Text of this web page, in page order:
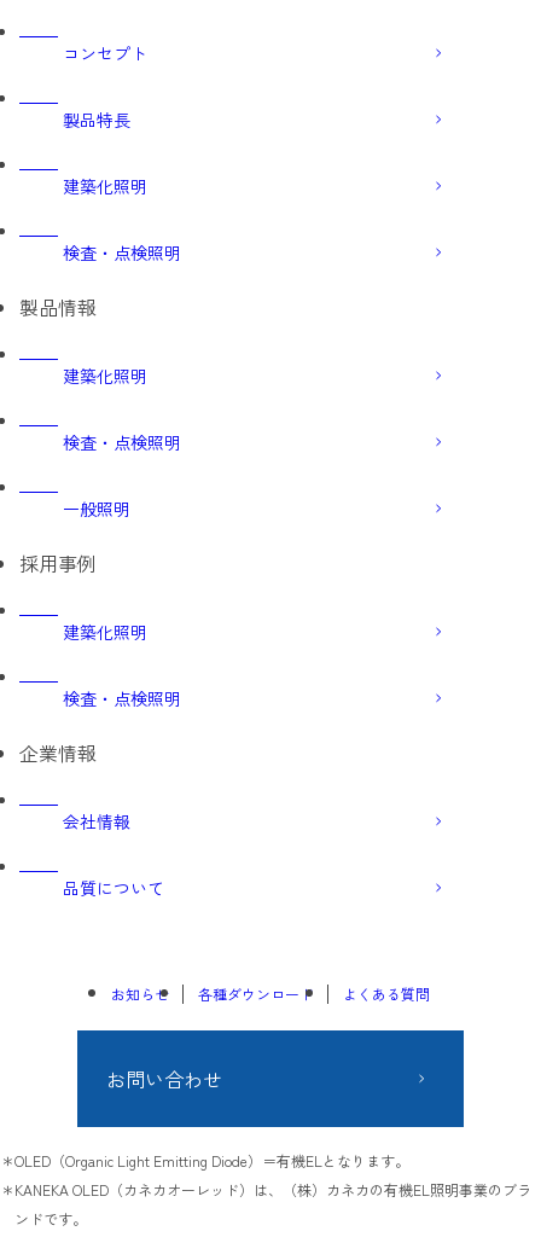
コンセプト
製品特長
建築化照明
検査・点検照明
製品情報
建築化照明
検査・点検照明
一般照明
採用事例
建築化照明
検査・点検照明
企業情報
会社情報
品質について
お知らせ 各種ダウンロード よくある質問
お問い合わせ
OLED（Organic Light Emitting Diode）＝有機ELとなります。
KANEKA OLED（カネカオーレッド）は、（株）カネカの有機EL照明事業のブラ
ンドです。